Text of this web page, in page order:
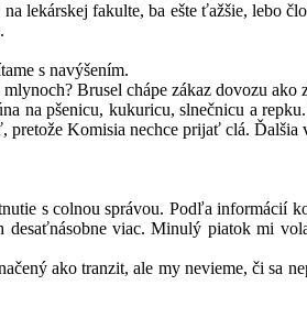
lekárskej fakulte, ba ešte ťažšie, lebo
s navýšením.
Brusel chápe zákaz dovozu ako
na pšenicu, kukuricu, slnečnicu a
Komisia nechce prijať clá. Ďalšia
s colnou správou. Podľa informácií
viac. Minulý piatok mi
ako tranzit, ale my nevieme, či sa